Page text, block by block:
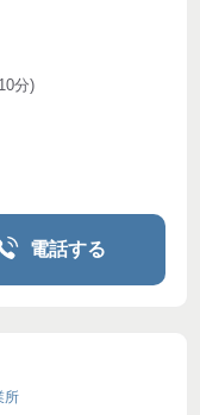
分)
電話する
所